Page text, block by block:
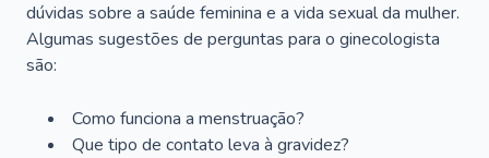
dúvidas sobre a saúde feminina e a vida sexual da mulher.
Algumas sugestões de perguntas para o ginecologista
são:
Como funciona a menstruação?
Que tipo de contato leva à gravidez?